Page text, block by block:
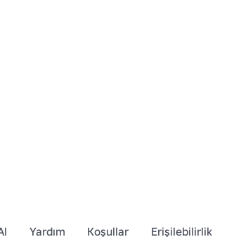
Yardım Koşullar Erişilebilirlik